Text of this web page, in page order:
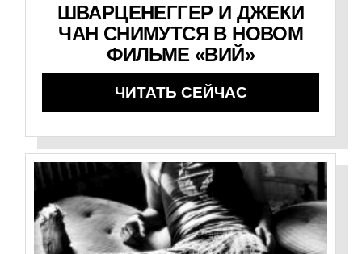
ШВАРЦЕНЕГГЕР И ДЖЕКИ
ЧАН СНИМУТСЯ В НОВОМ
ФИЛЬМЕ «ВИЙ»
ЧИТАТЬ СЕЙЧАС